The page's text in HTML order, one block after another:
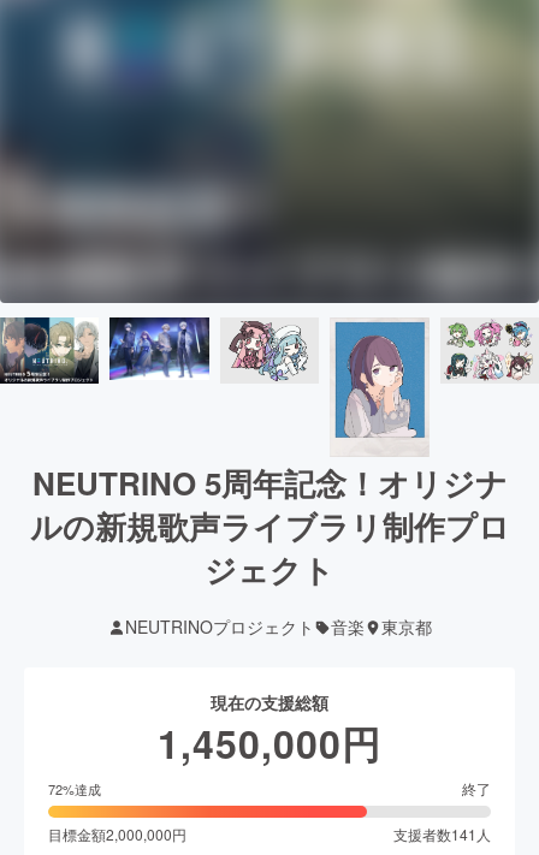
NEUTRINO 5周年記念！オリジナ
ルの新規歌声ライブラリ制作プロ
ジェクト
NEUTRINOプロジェクト 音楽 東京都
現在の支援総額
1,450,000円
72%達成 終了
目標金額2,000,000円 支援者数141 人